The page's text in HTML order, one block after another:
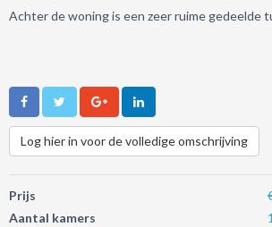
Achter de woning is een zeer ruime gedeelde
Log hier in voor de volledige omschrijving
Prijs
Aantal kamers
1